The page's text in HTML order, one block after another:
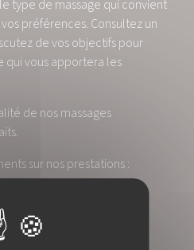
type de massage qui convient
préférences. Consultez un
de vos objectifs pour
qui vous apportera les
de nos massages
sur nos prestations :
oxyzen